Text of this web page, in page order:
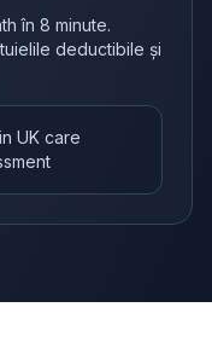
în 8 minute.
deductibile și
UK care